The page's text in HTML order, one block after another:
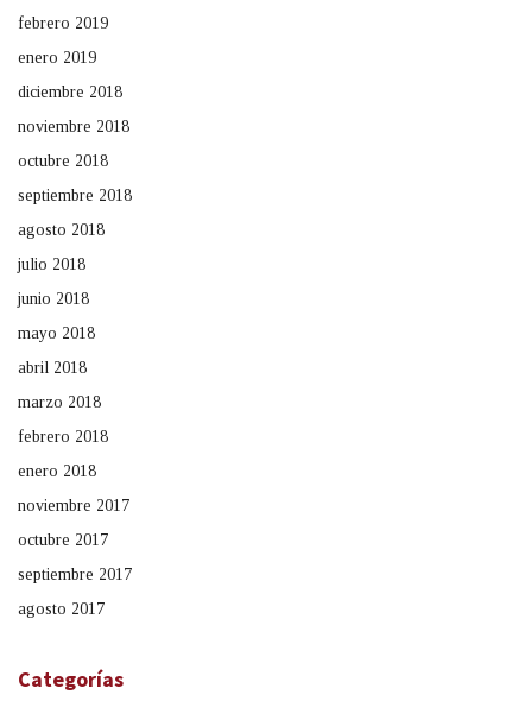
febrero 2019
enero 2019
diciembre 2018
noviembre 2018
octubre 2018
septiembre 2018
agosto 2018
julio 2018
junio 2018
mayo 2018
abril 2018
marzo 2018
febrero 2018
enero 2018
noviembre 2017
octubre 2017
septiembre 2017
agosto 2017
Categorías